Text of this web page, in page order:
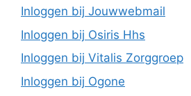
Inloggen bij Jouwwebmail
Inloggen bij Osiris Hhs
Inloggen bij Vitalis Zorggroep
Inloggen bij Ogone